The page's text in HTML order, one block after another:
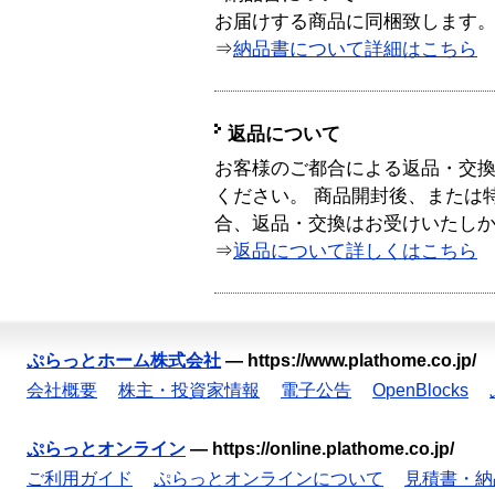
お届けする商品に同梱致します。
⇒納品書について詳細はこちら
返品について
お客様のご都合による返品・交
ください。 商品開封後、または
合、返品・交換はお受けいたし
⇒返品について詳しくはこちら
ぷらっとホーム株式会社 — https://www.plathome.co.jp/
会社概要
株主・投資家情報 電子公告 OpenBlocks
ぷらっとオンライン — https://online.plathome.co.jp/
ご利用ガイド
ぷらっとオンラインについて
見積書・